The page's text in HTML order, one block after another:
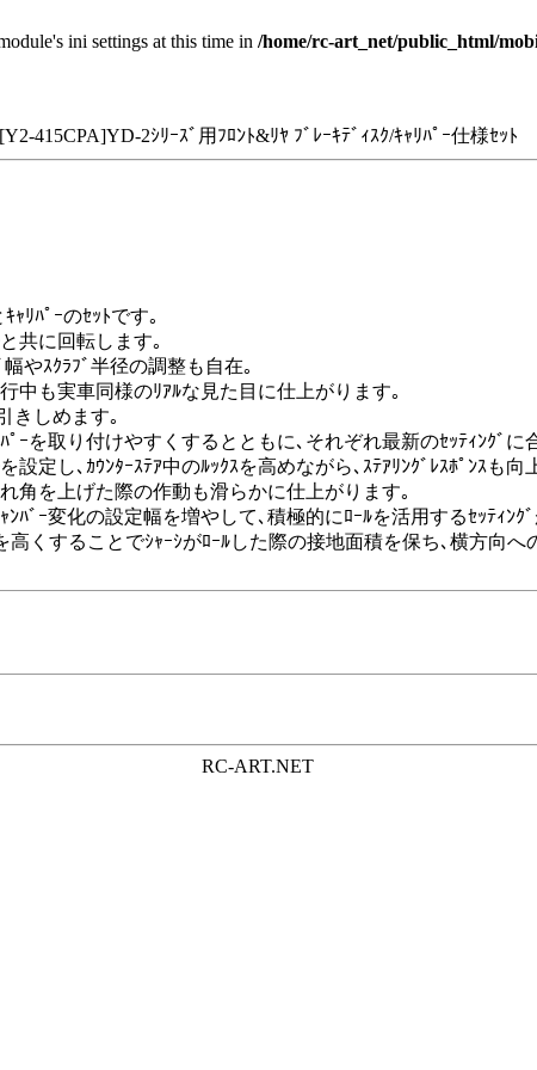
ini settings at this time in /home/rc-art_net/public_html/
[Y2-415CPA]YD-2ｼﾘｰｽﾞ用ﾌﾛﾝﾄ&ﾘﾔ ﾌﾞﾚｰｷﾃﾞｨｽｸ/ｷｬﾘﾊﾟｰ仕様ｾｯﾄ
ｬﾘﾊﾟｰのｾｯﾄです｡
共に回転します｡
やｽｸﾗﾌﾞ半径の調整も自在｡
中も実車同様のﾘｱﾙな見た目に仕上がります｡
きしめます｡
ﾟｰを取り付けやすくするとともに､それぞれ最新のｾｯﾃｨﾝｸﾞ
設定し､ｶｳﾝﾀｰｽﾃｱ中のﾙｯｸｽを高めながら､ｽﾃｱﾘﾝｸﾞﾚｽﾎﾟﾝｽも向
角を上げた際の作動も滑らかに仕上がります｡
ﾝﾊﾞｰ変化の設定幅を増やして､積極的にﾛｰﾙを活用するｾｯﾃｨﾝｸ
くすることでｼｬｰｼがﾛｰﾙした際の接地面積を保ち､横方向
RC-ART.NET